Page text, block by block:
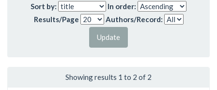
Sort by:
In order:
Results/Page
Authors/Record:
Showing results 1 to 2 of 2